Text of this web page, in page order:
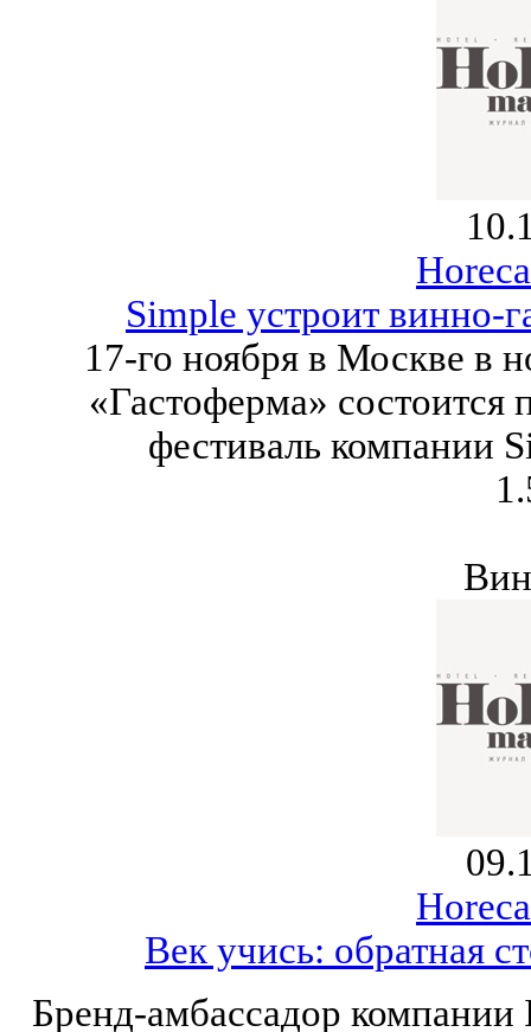
Simple устроит винно-
17-го ноября в Москве в
«Гастоферма» состоится
фестиваль компании
Век учись: обратная
Бренд-амбассадор